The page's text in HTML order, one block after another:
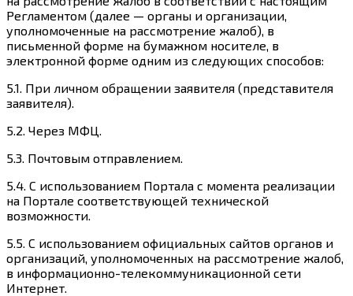
Регламентом (далее — органы и организации,
уполномоченные на рассмотрение жалоб), в
письменной форме на бумажном носителе, в
электронной форме одним из следующих способов:
5.1. При личном обращении заявителя (представителя
заявителя).
5.2. Через МФЦ.
5.3. Почтовым отправлением.
5.4. С использованием Портала с момента реализации
на Портале соответствующей технической
возможности.
5.5. С использованием официальных сайтов органов и
организаций, уполномоченных на рассмотрение жалоб,
в информационно-телекоммуникационной сети
Интернет.